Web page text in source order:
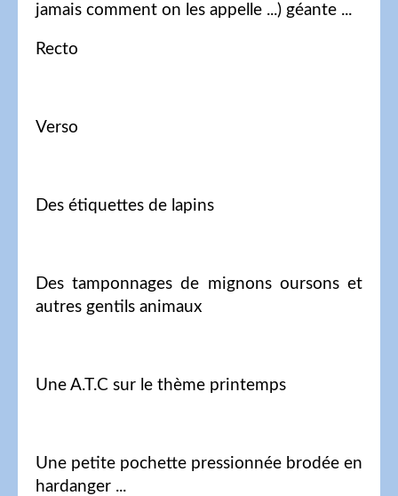
jamais comment on les appelle ...) géante ...
Recto
Verso
Des étiquettes de lapins
Des tamponnages de mignons oursons et
autres gentils animaux
Une A.T.C sur le thème printemps
Une petite pochette pressionnée brodée en
hardanger ...